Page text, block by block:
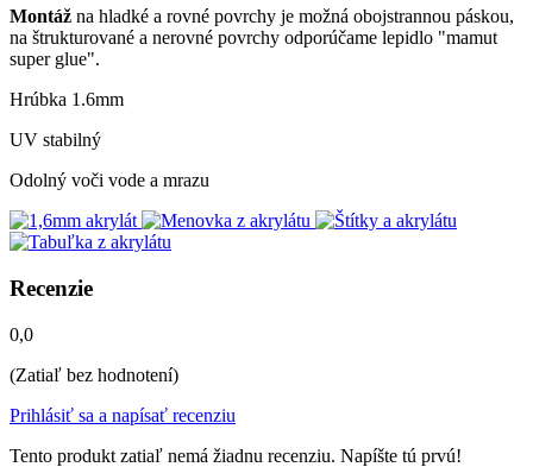
Montáž na hladké a rovné povrchy je možná obojstrannou páskou,
na štrukturované a nerovné povrchy odporúčame lepidlo "mamut
super glue".
Hrúbka 1.6mm
UV stabilný
Odolný voči vode a mrazu
Recenzie
0,0
(Zatiaľ bez hodnotení)
Prihlásiť sa a napísať recenziu
Tento produkt zatiaľ nemá žiadnu recenziu. Napíšte tú prvú!